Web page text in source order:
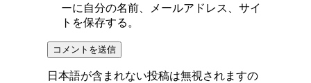
ーに自分の名前、メールアドレス、サイ
トを保存する。
日本語が含まれない投稿は無視されますの